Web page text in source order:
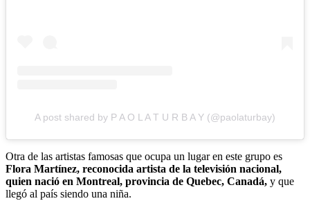
A post shared by P A O L A T U R B A Y (@paolaturbay)
Otra de las artistas famosas que ocupa un lugar en este grupo es
Flora Martínez, reconocida artista de la televisión nacional,
quien nació en Montreal, provincia de Quebec, Canadá, y que
llegó al país siendo una niña.